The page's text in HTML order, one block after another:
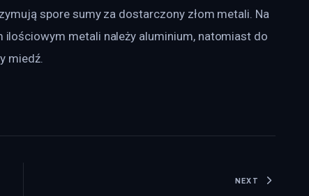
spore sumy za dostarczony złom metali. Na
metali należy aluminium, natomiast do
miedź.
NEXT